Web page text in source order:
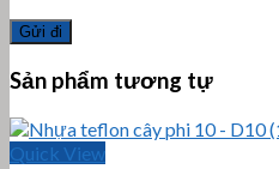
Sản phẩm tương tự
Quick View